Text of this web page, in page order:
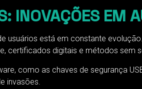
INOVAÇÕES EM
usuários está em constante
certificados digitais e métodos sem
como as chaves de segurança
invasões.